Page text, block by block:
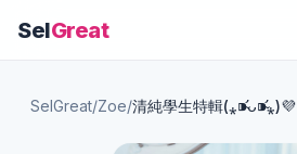
SelGreat
SelGreat/Zoe/清純學生特輯(⁎⁍̴̛ᴗ⁍̴̛⁎)💜